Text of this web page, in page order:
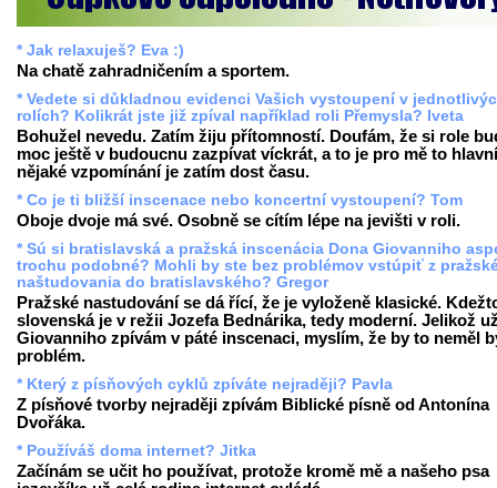
* Jak relaxuješ? Eva :)
Na chatě zahradničením a sportem.
* Vedete si důkladnou evidenci Vašich vystoupení v
rolích? Kolikrát jste již zpíval například roli Přemysla? Iveta
Bohužel nevedu. Zatím žiju přítomností. Doufám, že si role
moc ještě v budoucnu zazpívat víckrát, a to je pro mě to
nějaké vzpomínání je zatím dost času.
* Co je ti bližší inscenace nebo koncertní vystoupení? Tom
Oboje dvoje má své. Osobně se cítím lépe na jevišti v roli.
* Sú si bratislavská a pražská inscenácia Dona Giovanniho
trochu podobné? Mohli by ste bez problémov vstúpiť z
naštudovania do bratislavského? Gregor
Pražské nastudování se dá řící, že je vyloženě klasické.
slovenská je v režii Jozefa Bednárika, tedy moderní. Jelikož
Giovanniho zpívám v páté inscenaci, myslím, že by to neměl
problém.
* Který z písňových cyklů zpíváte nejraději? Pavla
Z písňové tvorby nejraději zpívám Biblické písně od Antonína
Dvořáka.
* Používáš doma internet? Jitka
Začínám se učit ho používat, protože kromě mě a našeho psa